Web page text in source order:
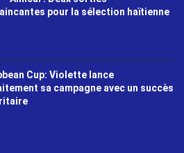
pour la sélection haïtienne
Cup: Violette lance
sa campagne avec un succès